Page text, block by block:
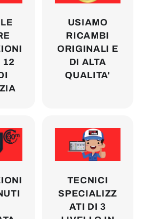
12
USIAMO
RICAMBI
ORIGINALI E
DI ALTA
QUALITA'
TECNICI
SPECIALIZZ
ATI DI 3